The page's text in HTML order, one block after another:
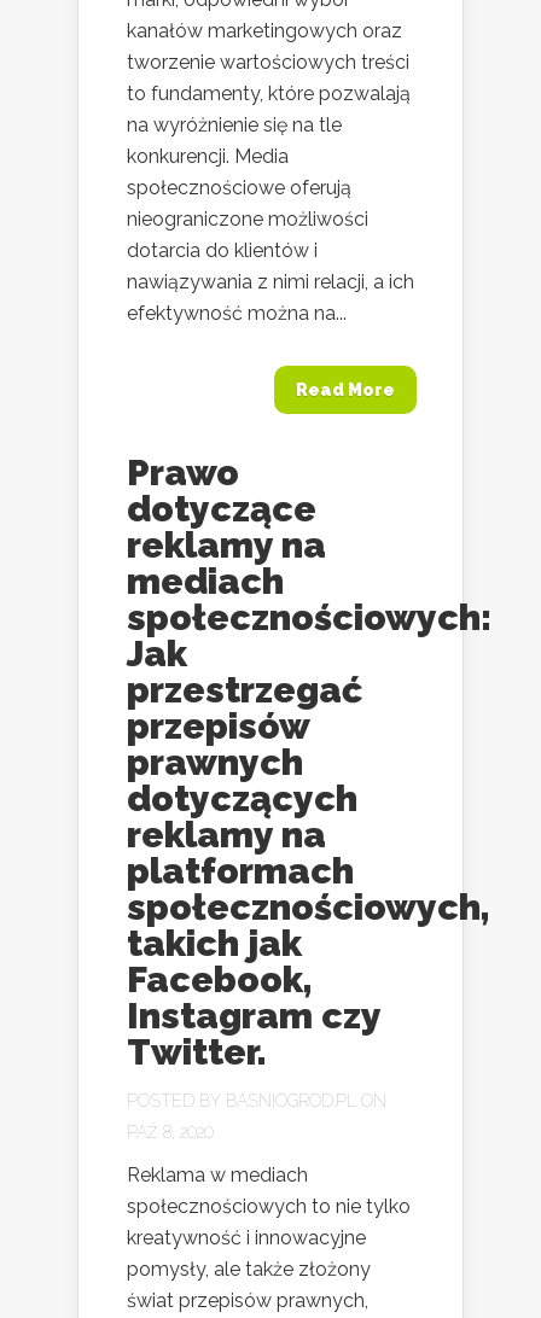
kanałów marketingowych oraz
tworzenie wartościowych treści
to fundamenty, które pozwalają
na wyróżnienie się na tle
konkurencji. Media
społecznościowe oferują
nieograniczone możliwości
dotarcia do klientów i
nawiązywania z nimi relacji, a ich
efektywność można na...
Read More
Prawo
dotyczące
reklamy na
mediach
społecznościowych:
Jak
przestrzegać
przepisów
prawnych
dotyczących
reklamy na
platformach
społecznościowych,
takich jak
Facebook,
Instagram czy
Twitter.
POSTED BY BASNIOGROD.PL
ON
PAŹ 8, 2020
Reklama w mediach
społecznościowych to nie tylko
kreatywność i innowacyjne
pomysły, ale także złożony
świat przepisów prawnych,